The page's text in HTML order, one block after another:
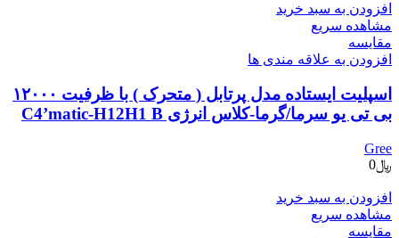
افزودن به سبد خرید
مشاهده سریع
مقایسه
افزودن به علاقه مندی ها
اسپلیت ایستاده مدل پرتابل ( متحرک ) با ظرفیت ۱۲۰۰۰
بی تی یو سرما/گرما-کلاس انرژی C4’matic-H12H1 B
Gree
﷼0
افزودن به سبد خرید
مشاهده سریع
مقایسه